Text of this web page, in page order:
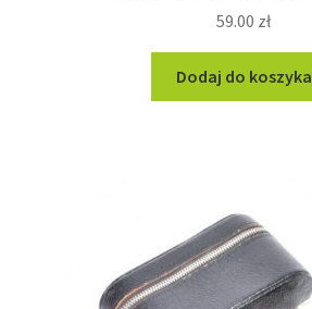
59.00 zł
Dodaj do koszyka